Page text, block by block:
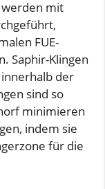
werden mit
FUE-
Saphir-Klingen
der
sind so
minimieren
indem sie
für die